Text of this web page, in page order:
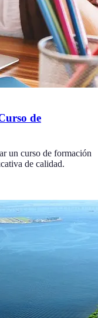
de
un curso de formación
de calidad.